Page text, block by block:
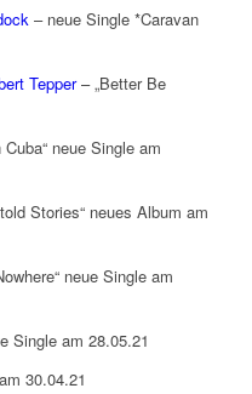
– neue Single *Caravan
Tepper– „Better Be
neue Single am
Stories“ neues Album am
neue Single am
Single am 28.05.21
30.04.21